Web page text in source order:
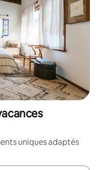
uniques adaptés